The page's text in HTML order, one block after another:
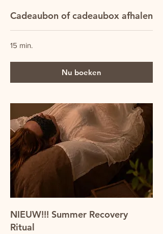
Cadeaubon of cadeaubox afhalen
15 min.
Nu boeken
NIEUW!!! Summer Recovery
Ritual